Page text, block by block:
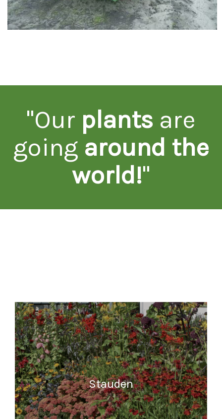
"Our plants are
going around the
world!"
Stauden